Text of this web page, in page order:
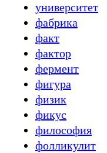
университет
фабрика
факт
фактор
фермент
фигура
физик
фикус
философия
фолликулит